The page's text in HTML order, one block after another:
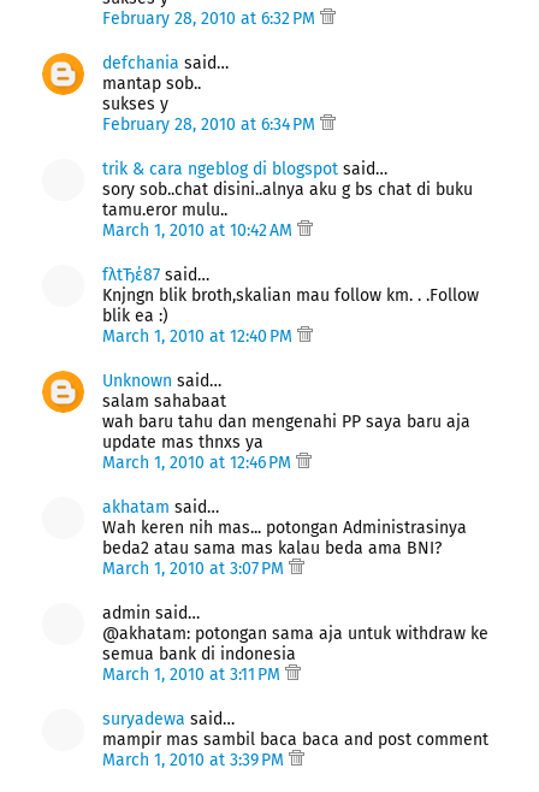
February 28, 2010 at 6:32 PM
defchania said…
mantap sob..
sukses y
February 28, 2010 at 6:34 PM
trik & cara ngeblog di blogspot said…
sory sob..chat disini..alnya aku g bs chat di buku
tamu.eror mulu..
March 1, 2010 at 10:42 AM
fλtЂέ87 said…
Knjngn blik broth,skalian mau follow km. . .Follow
blik ea :)
March 1, 2010 at 12:40 PM
Unknown said…
salam sahabaat
wah baru tahu dan mengenahi PP saya baru aja
update mas thnxs ya
March 1, 2010 at 12:46 PM
akhatam said…
Wah keren nih mas... potongan Administrasinya
beda2 atau sama mas kalau beda ama BNI?
March 1, 2010 at 3:07 PM
admin said…
@akhatam: potongan sama aja untuk withdraw ke
semua bank di indonesia
March 1, 2010 at 3:11 PM
suryadewa said…
mampir mas sambil baca baca and post comment
March 1, 2010 at 3:39 PM